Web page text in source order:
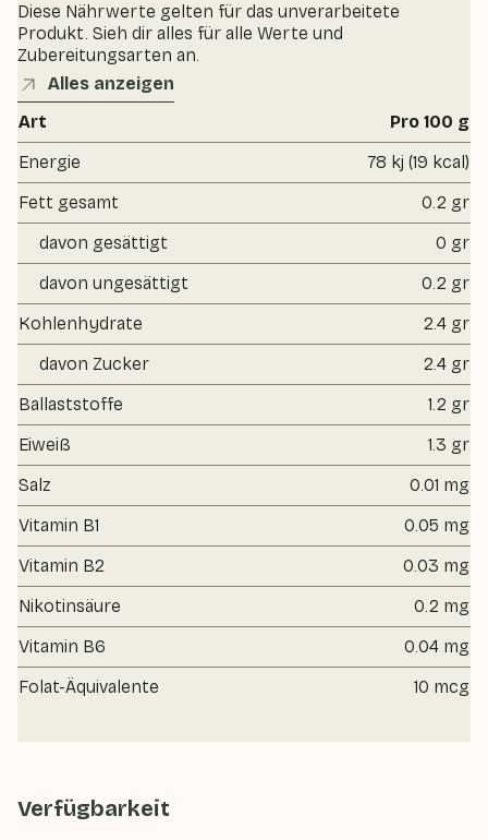
Diese Nährwerte gelten für das unverarbeitete
Produkt. Sieh dir alles für alle Werte und
Zubereitungsarten an.
Alles anzeigen
Art
Pro 100 g
Energie
78 kj (19 kcal)
Fett gesamt
0.2 gr
davon gesättigt
0 gr
davon ungesättigt
0.2 gr
Kohlenhydrate
2.4 gr
davon Zucker
2.4 gr
Ballaststoffe
1.2 gr
Eiweiß
1.3 gr
Salz
0.01 mg
Vitamin B1
0.05 mg
Vitamin B2
0.03 mg
Nikotinsäure
0.2 mg
Vitamin B6
0.04 mg
Folat-Äquivalente
10 mcg
Verfügbarkeit